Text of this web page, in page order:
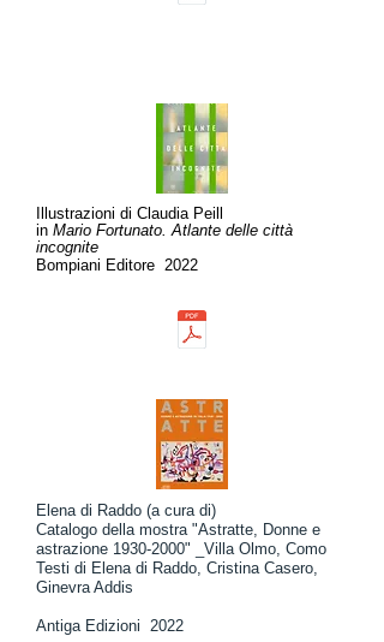
Illustrazioni di Claudia Peill
in Mario Fortunato.Atlante delle città
incognite
Bompiani Editore 2022
Elena di Raddo (a cura di)
Catalogo della mostra "Astratte, Donne e
astrazione 1930-2000" _Villa Olmo, Como
Testi di Elena di Raddo, Cristina Casero,
Ginevra Addis
Antiga Edizioni 2022